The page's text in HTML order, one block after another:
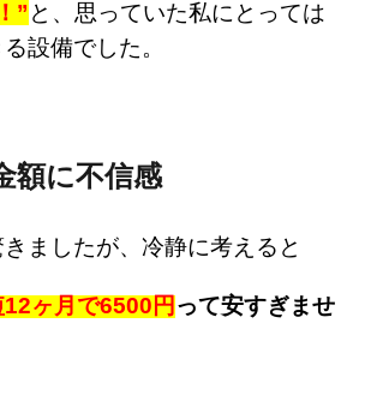
”と、 思っていた私にとっては
設備でした。
額に不信感
ましたが、冷静に考えると
ヶ月で6500円 って安すぎませ